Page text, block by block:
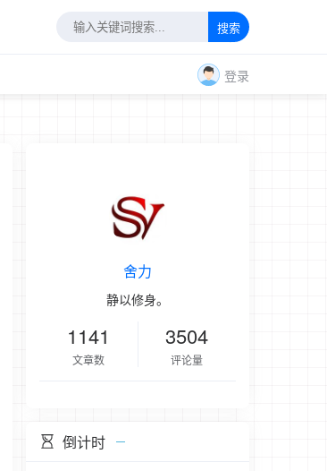
搜索
登录
舍力
静以修身。
1141
文章数
3504
评论量
倒计时